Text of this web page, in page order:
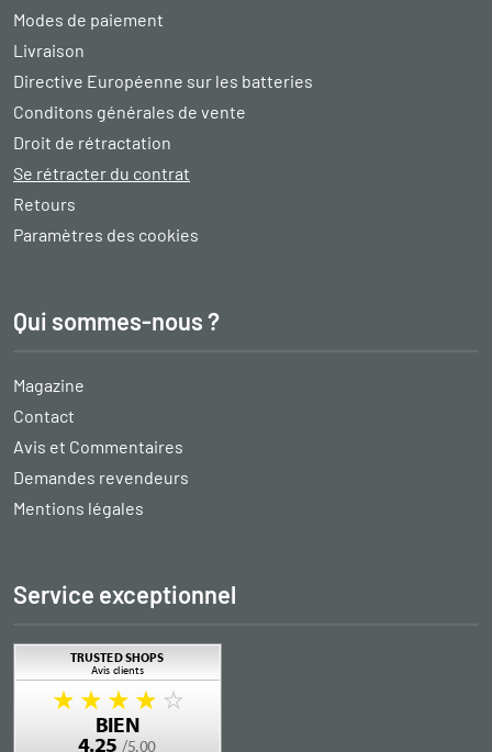
Modes de paiement
Livraison
Directive Européenne sur les batteries
Conditons générales de vente
Droit de rétractation
Se rétracter du contrat
Retours
Paramètres des cookies
Qui sommes-nous ?
Magazine
Contact
Avis et Commentaires
Demandes revendeurs
Mentions légales
Service exceptionnel